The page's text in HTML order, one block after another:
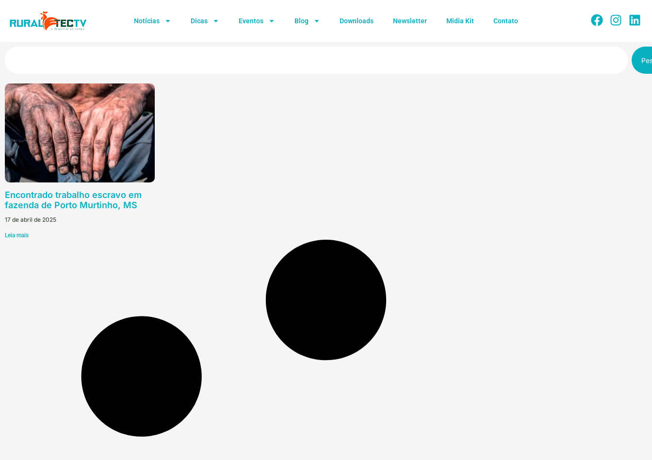
Notícias Dicas Eventos Blog Downloads Newsletter Midia Kit Contato
Encontrado trabalho escravo em
fazenda de Porto Murtinho, MS
17 de abril de 2025
Leia mais